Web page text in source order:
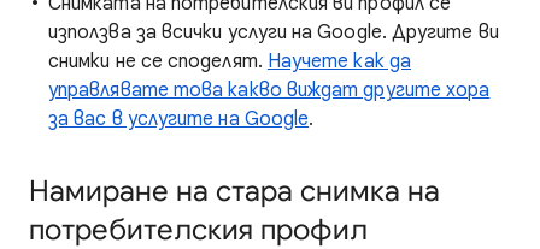
използва за всички услуги на Google. Другите ви
снимки не се споделят. Научете как да
управлявате това какво виждат другите хора
за вас в услугите на Google.
Намиране на стара снимка на
потребителския профил